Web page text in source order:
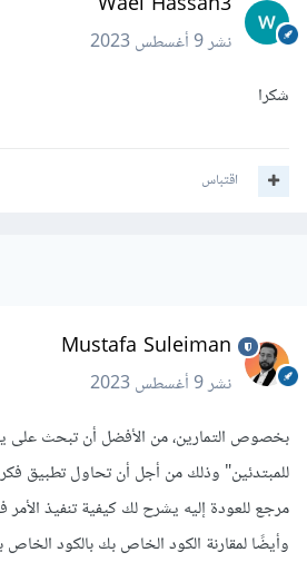
نشر9 أغسطس 2023
شكرا
اقتباس
Mustafa Suleiman
نشر9 أغسطس 2023
بخصوص التمارين، من الأفضل أن تبحث على
للمبتدئين" وذلك من أجل أن تحاول تطبيق
مرجع للعودة إليه يشرح لك كيفية تنفيذ
وأيضًا لمقارنة الكود الخاص بك بالكود الخاص